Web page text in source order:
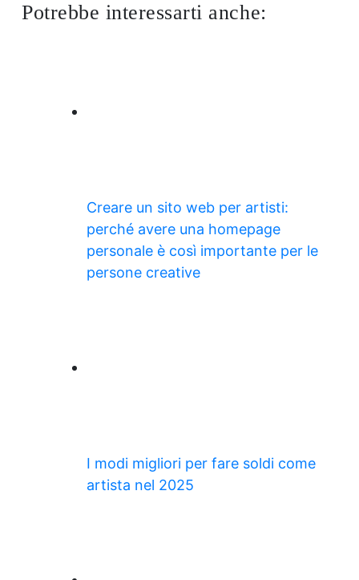
Potrebbe interessarti anche:
Creare un sito web per artisti:
perché avere una homepage
personale è così importante per le
persone creative
I modi migliori per fare soldi come
artista nel 2025